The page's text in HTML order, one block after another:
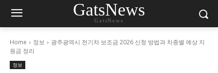
GatsNews
GatsNews
Home 정보
광주광역시 전기차 보조금 2026 신청 방법과 차종별 예상 지
원금 정리
정보